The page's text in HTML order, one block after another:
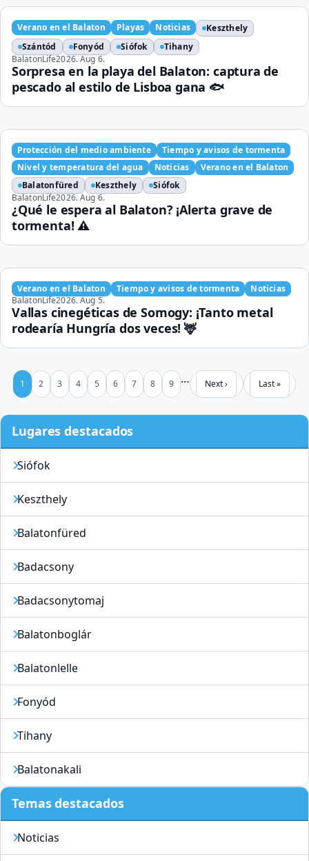
Verano en el Balaton Playas Noticias
Keszthely
Szántód
Fonyód Siófok
Tihany
BalatonLife2026. Aug 6.
Sorpresa en la playa del Balaton: captura de
pescado al estilo de Lisboa gana 🐟
Protección del medio ambiente
Tiempo y avisos de tormenta
Nivel y temperatura del agua
Noticias
Verano en el Balaton
Balatonfüred
Keszthely
Siófok
BalatonLife2026. Aug 6.
¿Qué le espera al Balaton? ¡Alerta grave de
tormenta! ⚠️
Verano en el Balaton Tiempo y avisos de tormenta
Noticias
BalatonLife2026. Aug 5.
Vallas cinegéticas de Somogy: ¡Tanto metal
rodearía Hungría dos veces! 🦌
Pagination
Page
1 Page
2 Page
3 Page
4 Page
5 Page
6 Page
7 Page
8 Page
9 … Next page
Next › Last page
Last »
Lugares destacados
Siófok
Keszthely
Balatonfüred
Badacsony
Badacsonytomaj
Balatonboglár
Balatonlelle
Fonyód
Tihany
Balatonakali
Temas destacados
Noticias